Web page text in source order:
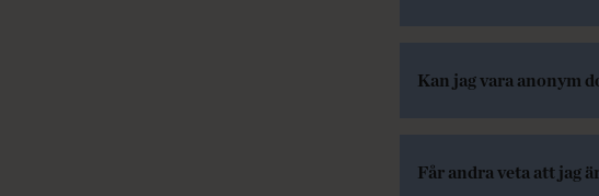
Kan jag vara anonym
Får andra veta att jag